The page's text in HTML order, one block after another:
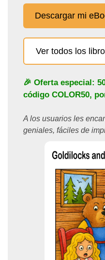
Descargar mi
Ver todos los
🎉 Oferta especial:
código COLOR50,
A los usuarios les
geniales, fáciles de